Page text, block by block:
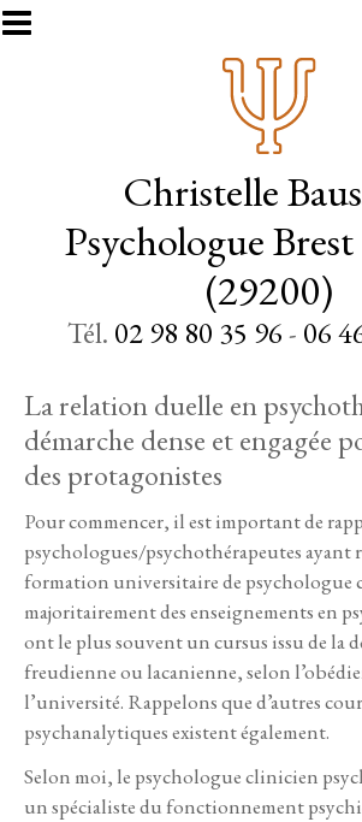
Aller au contenu principal
Christelle
Psychologue
(29200)
Tél. 02 98 80 35 96- 06
La relation duelle en
démarche dense et engagée
des protagonistes
Pour commencer, il est important de
psychologues/psychothérapeutes ayant
formation universitaire de psychologue
majoritairement des enseignements en
ont le plus souvent un cursus issu de la
freudienne ou lacanienne, selon
l’université. Rappelons que d’autres
psychanalytiques existent également.
Selon moi, le psychologue clinicien
un spécialiste du fonctionnement